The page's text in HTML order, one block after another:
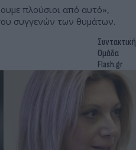
πλούσιοι από αυτό»,
συγγενών των θυμάτων.
Συντακτική
Ομάδα
Flash.gr